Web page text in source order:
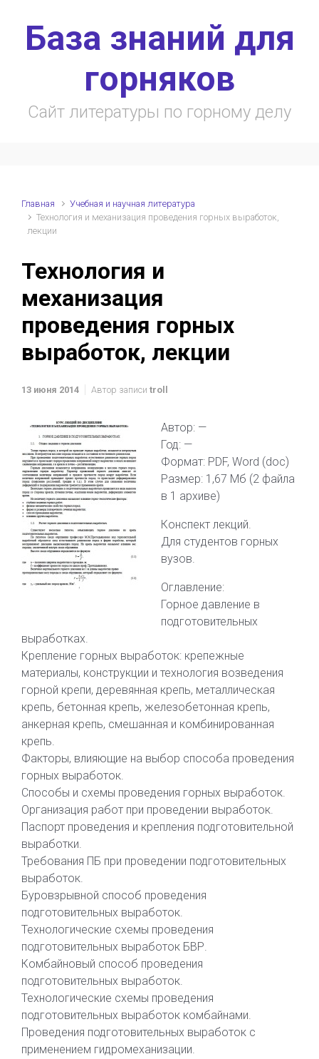
База знаний для
горняков
Сайт литературы по горному делу
Главная
Учебная и научная литература
Технология и механизация проведения горных выработок,
лекции
Технология и
механизация
проведения горных
выработок, лекции
13 июня 2014 Автор записи troll
Автор: —
Год: —
Формат: PDF, Word (doc)
Размер: 1,67 Мб (2 файла
в 1 архиве)
Конспект лекций.
Для студентов горных
вузов.
Оглавление:
Горное давление в
подготовительных
выработках.
Крепление горных выработок: крепежные
материалы, конструкции и технология возведения
горной крепи, деревянная крепь, металлическая
крепь, бетонная крепь, железобетонная крепь,
анкерная крепь, смешанная и комбинированная
крепь.
Факторы, влияющие на выбор способа проведения
горных выработок.
Способы и схемы проведения горных выработок.
Организация работ при проведении выработок.
Паспорт проведения и крепления подготовительной
выработки.
Требования ПБ при проведении подготовительных
выработок.
Буровзрывной способ проведения
подготовительных выработок.
Технологические схемы проведения
подготовительных выработок БВР.
Комбайновый способ проведения
подготовительных выработок.
Технологические схемы проведения
подготовительных выработок комбайнами.
Проведения подготовительных выработок с
применением гидромеханизации.